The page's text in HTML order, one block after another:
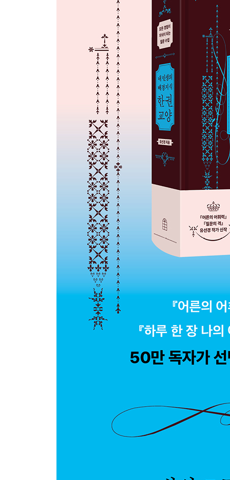
‘자다가 봉창 두드린다’에서 봉창은 무엇일까?
귀신 씻나락 까먹는 소리, 개 풀 뜯어먹는 소리는
호랑이와 양반, 왜 제 말 하면 올까?
‘주름잡는다’는 말은 어디에서 나왔을까?
멘토는 누구일까?
청출어람이 왜 어려울까?
어떻게 하면 시니컬해질 수 있을까?
어쩌다 ‘맹목적’이 되었을까?
‘척 보면 안다’, ‘한 치 앞도 모른다’에서 척과 치는
‘사이비’는 속어일까, 아닐까?
심봉사는 나면서부터 ‘봉사’였을까?
기사도와 젠틀맨의 정체가 무엇이었을까?
징크스가 정말 징크스일까?
‘도리도리 까꿍’은 무슨 뜻일까?
언제 철들까?
3. 자연으로 묻다
비가 내리면 새의 깃털이 무거워져서 떨어지지 않
나비가 바다를 건널 수 있을까?
왜 매미를 본받으라고 했을까?
진주는 조개가 고통을 극복한 결과물이 맞을까?
하루살이 같은 인생, 하루살이는 하루만 살까?
개미나 꿀벌이 사람보다 부지런할까?
사람도 겨울잠을 잘 수 있을까?
먼지가 나쁘기만 할까?
밤송이에 왜 가시가 있을까?
독사가 자기 혀를 깨물면 죽을까?
배롱나무는 정말 간지럼을 탈까?
해달은 왜 함께 손을 잡고 잘까?
인간은 왜 다른 포유류만큼 털이 없을까?